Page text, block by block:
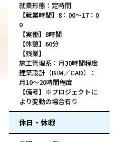
就業形態：定時間
【就業時間】8：00～17：0
0
【実働】8時間
【休憩】60分
【残業】
施工管理系：月30時間程度
建築設計（BIM／CAD）：
月10～20時間程度
【備考】※プロジェクトに
より変動の場合有り
休日・休暇